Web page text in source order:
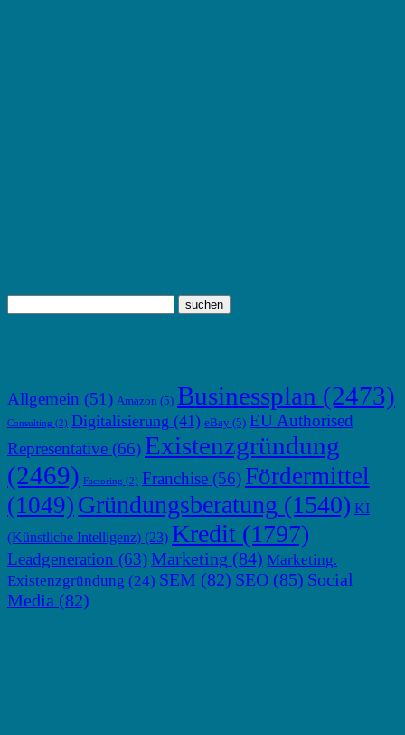
Allgemein (51) Amazon (5) Businessplan (2473)
Consulting (2) Digitalisierung (41) eBay (5) EU Authorised
Representative (66) Existenzgründung
(2469) Factoring (2) Franchise (56) Fördermittel
(1049) Gründungsberatung (1540) KI
(Künstliche Intelligenz) (23) Kredit (1797)
Leadgeneration (63)Marketing (84) Marketing.
Existenzgründung (24) SEM (82) SEO (85) Social
Media (82)